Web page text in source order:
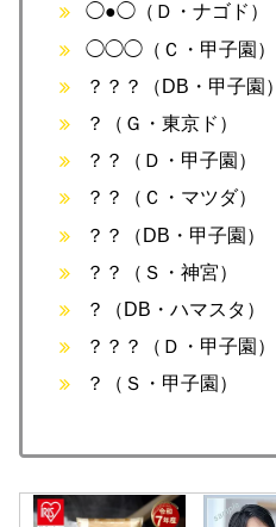
◯●◯（Ｄ・ナゴド）
◯◯◯（Ｃ・甲子園）
？？？（DB・甲子園）
？（Ｇ・東京ド）
？？（Ｄ・甲子園）
？？（Ｃ・マツダ）
？？（DB・甲子園）
？？（Ｓ・神宮）
？（DB・ハマスタ）
？？？（Ｄ・甲子園）
？（Ｓ・甲子園）